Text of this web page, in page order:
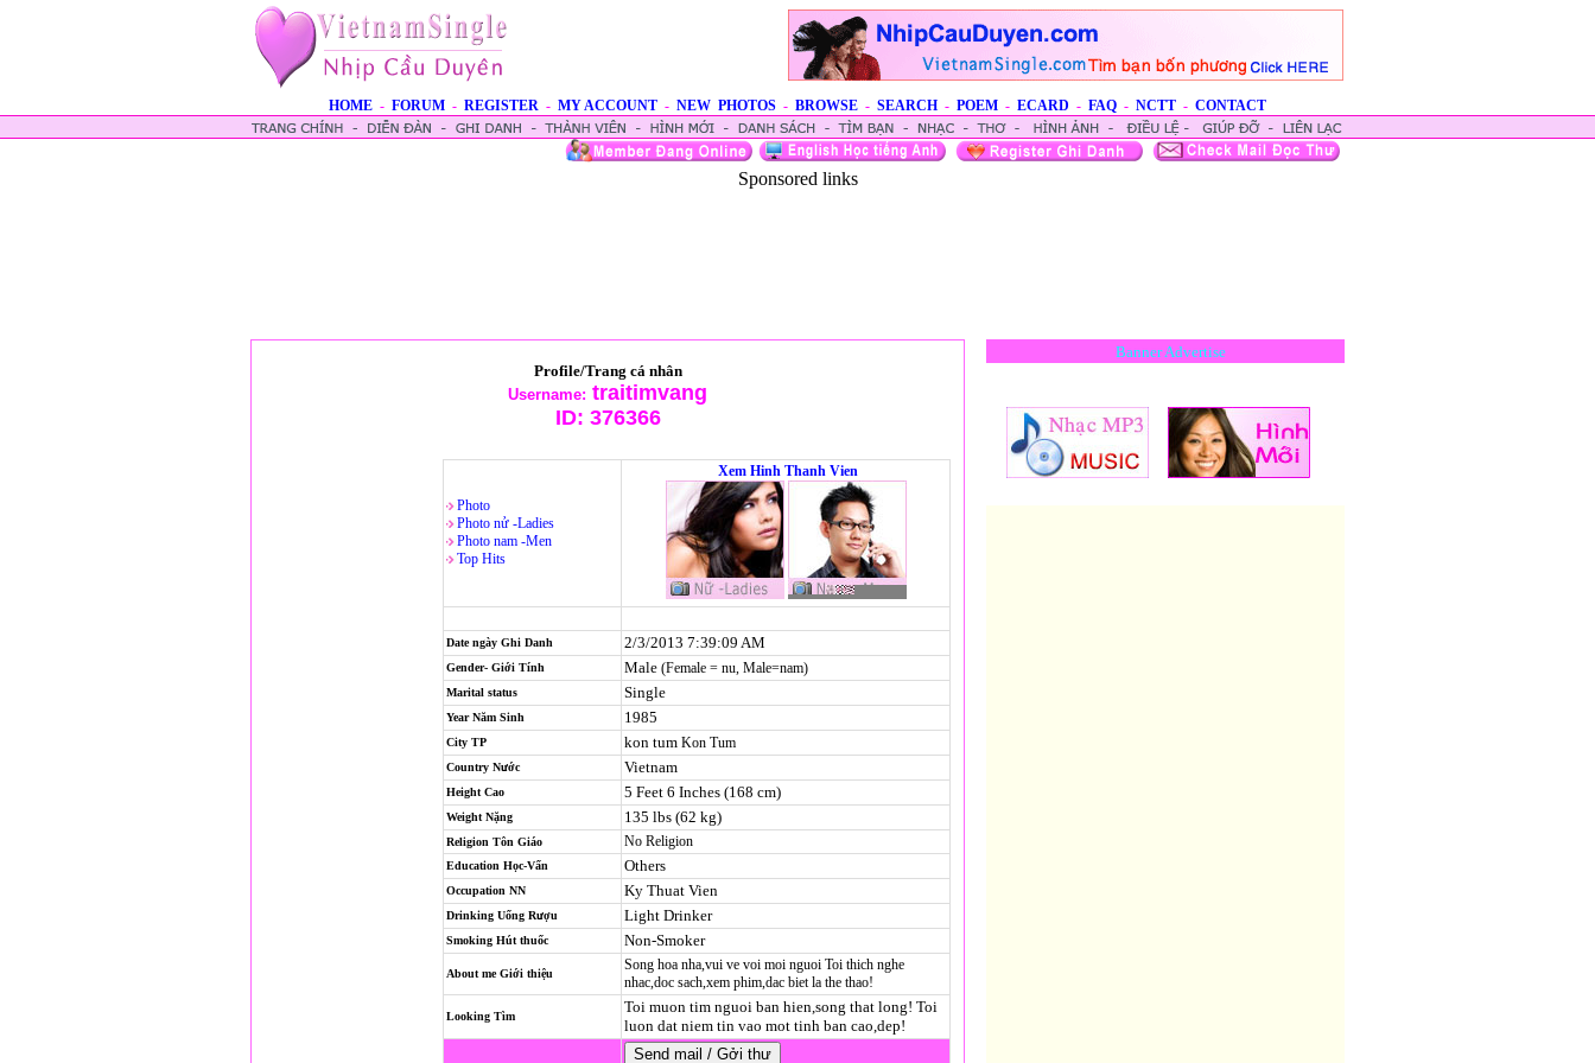
HOME - FORUM - REGISTER - MY ACCOUNT - NEW PHOTOS - BROWSE - SEARCH - POEM - ECARD - FAQ - NCTT - CONTACT
Sponsored links
Profile/Trang cá nhân
Username: traitimvang
ID: 376366
Photo
Photo nử -Ladies
Photo nam -Men
Top Hits
Xem Hinh Thanh Vien
Date ngày Ghi Danh 2/3/2013 7:39:09 AM
Gender- Giới Tính Male (Female = nu, Male=nam)
Marital status Single
Year Năm Sinh 1985
City TP kon tum Kon Tum
Country Nước Vietnam
Height Cao 5 Feet 6 Inches (168 cm)
Weight Nặng 135 lbs (62 kg)
Religion Tôn Giáo No Religion
Education Học-Vấn Others
Occupation NN Ky Thuat Vien
Drinking Uống Rượu Light Drinker
Smoking Hút thuốc Non-Smoker
About me Giới thiệu
Song hoa nha,vui ve voi moi nguoi Toi thich nghe
nhac,doc sach,xem phim,dac biet la the thao!
Looking Tìm
Toi muon tim nguoi ban hien,song that long! Toi
luon dat niem tin vao mot tinh ban cao,dep!
Banner Advertise